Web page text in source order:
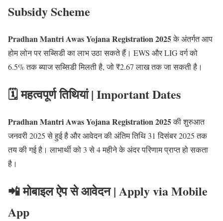
Subsidy Scheme
Pradhan Mantri Awas Yojana Registration 2025के अंतर्गत आप
होम लोन पर सब्सिडी का लाभ उठा सकते हैं। EWS और LIG वर्ग को
6.5% तक ब्याज सब्सिडी मिलती है, जो ₹2.67 लाख तक जा सकती है।
🗓️ महत्वपूर्ण तिथियां | Important Dates
Pradhan Mantri Awas Yojana Registration 2025की शुरुआत
जनवरी 2025 से हुई है और आवेदन की अंतिम तिथि 31 दिसंबर 2025 तक
तय की गई है। लाभार्थी को 3 से 4 महीने के अंदर परिणाम प्राप्त हो सकता
है।
📲 मोबाइल ऐप से आवेदन | Apply via Mobile
App